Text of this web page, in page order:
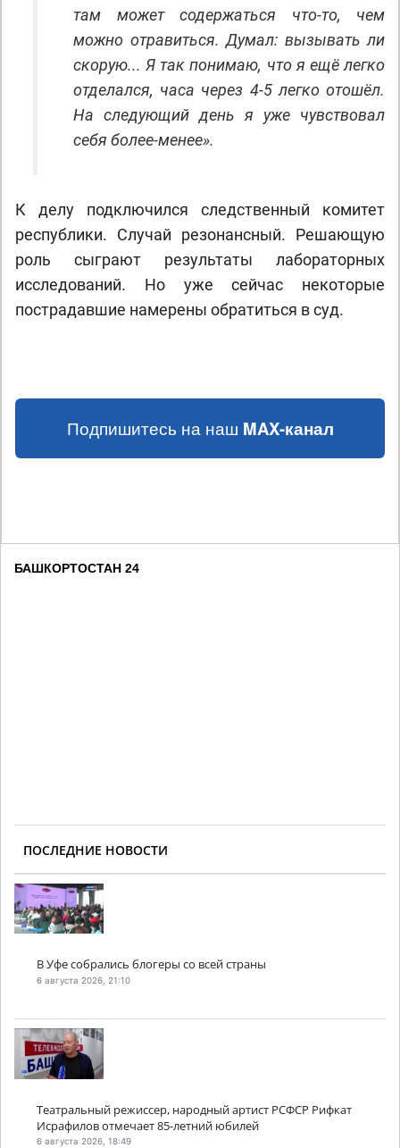
там может содержаться что-то, чем
можно отравиться. Думал: вызывать ли
скорую... Я так понимаю, что я ещё легко
отделался, часа через 4-5 легко отошёл.
На следующий день я уже чувствовал
себя более-менее».
К делу подключился следственный комитет
республики. Случай резонансный. Решающую
роль сыграют результаты лабораторных
исследований. Но уже сейчас некоторые
пострадавшие намерены обратиться в суд.
Подпишитесь на наш MAX-канал
БАШКОРТОСТАН 24
ПОСЛЕДНИЕ НОВОСТИ
В Уфе собрались блогеры со всей страны
6 августа 2026, 21:10
Театральный режиссер, народный артист РСФСР Рифкат
Исрафилов отмечает 85-летний юбилей
6 августа 2026, 18:49